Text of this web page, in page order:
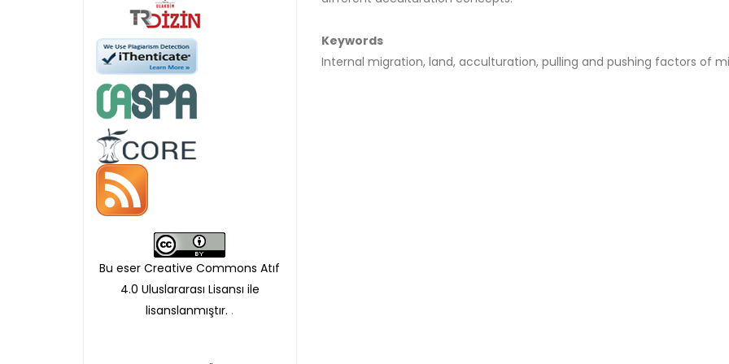
Öndenetimden geçen
makaleler için, 100 Avro
Makale İşletim Ücreti (APC)
alınmaktadır.
Hakem sürecine alınacak
makaleler için yazarlara
APC ödeme bilgi mesajı
APC bilgi mesajı
Bu eser Creative Commons Atıf
4.0 Uluslararası Lisansı ile
lisanslanmıştır. .
Keywords
Internal migration, land, acculturation, pulling and pushing factors of